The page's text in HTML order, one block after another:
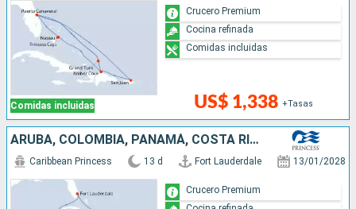
Comidas incluidas US$ 1,338 +Tasas
Crucero Premium
Cocina refinada
Comidas incluidas
ARUBA, COLOMBIA, PANAMÁ, COSTA RICA, ISLAS CAIMÁN, MÉXICO, ESTADOS UNIDOS
Caribbean Princess 13 d Fort Lauderdale 13/01/2028
Crucero Premium